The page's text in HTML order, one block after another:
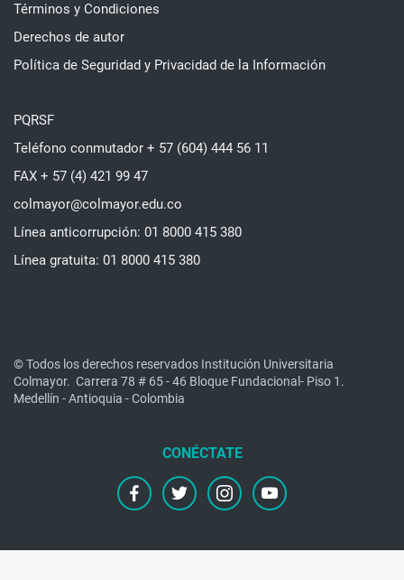
Términos y Condiciones
Derechos de autor
Política de Seguridad y Privacidad de la Información
PQRSF
Teléfono conmutador + 57 (604) 444 56 11
FAX + 57 (4) 421 99 47
colmayor@colmayor.edu.co
Línea anticorrupción: 01 8000 415 380
Línea gratuita: 01 8000 415 380
© Todos los derechos reservados Institución Universitaria
Colmayor. Carrera 78 # 65 - 46 Bloque Fundacional- Piso 1.
Medellín - Antioquia - Colombia